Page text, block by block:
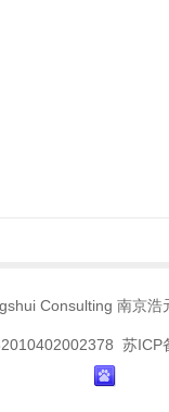
Consulting 南京浩
苏ICP